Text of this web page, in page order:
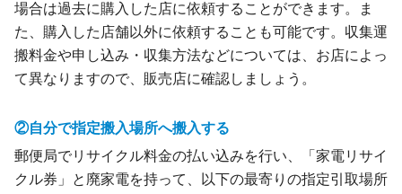
場合は過去に購入した店に依頼することができます。ま
た、購入した店舗以外に依頼することも可能です。収集運
搬料金や申し込み・収集方法などについては、お店によっ
て異なりますので、販売店に確認しましょう。
②自分で指定搬入場所へ搬入する
郵便局でリサイクル料金の払い込みを行い、「家電リサイ
クル券」と廃家電を持って、以下の最寄りの指定引取場所